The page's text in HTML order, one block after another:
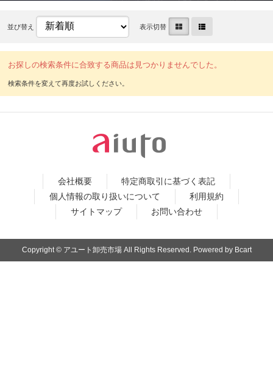
並び替え 表示切替
お探しの検索条件に合致する商品は見つかりませんでした。
会社概要
特定商取引に基づく表記
個人情報の取り扱いについて
利用規約
サイトマップ
お問い合わせ
Copyright © アユート卸売市場 All Rights Reserved. Powered by Bcart